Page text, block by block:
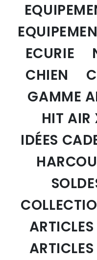
ECURIE
CHIEN
GAMME
HIT AIR
IDÉES